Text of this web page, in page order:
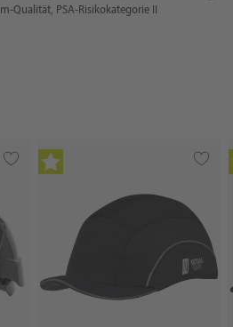
Qualität, PSA-Risikokategorie II